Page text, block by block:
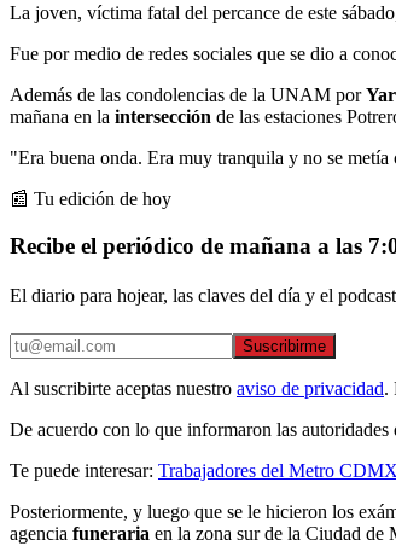
La joven, víctima fatal del percance de este
Fue por medio de redes sociales que se dio a
Además de las condolencias de la UNAM por
mañana en la intersección de las estaciones
"Era buena onda. Era muy tranquila y no se
📰 Tu edición de hoy
Recibe el periódico de mañana a las
El diario para hojear, las claves del día y el
Suscribirme
Al suscribirte aceptas nuestro aviso de privacidad.
De acuerdo con lo que informaron las
Te puede interesar: Trabajadores del Metro
Posteriormente, y luego que se le hicieron los
agencia funeraria en la zona sur de la Ciudad de